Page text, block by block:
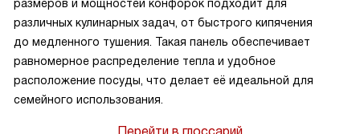
размеров и мощностей конфорок подходит для
различных кулинарных задач, от быстрого кипячения
до медленного тушения. Такая панель обеспечивает
равномерное распределение тепла и удобное
расположение посуды, что делает её идеальной для
семейного использования.
Перейти в глоссарий